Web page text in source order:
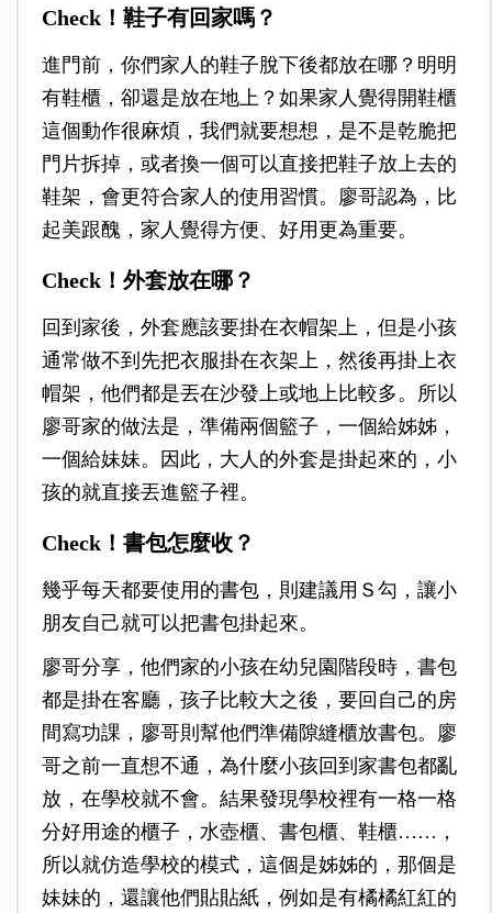
Check！鞋子有回家嗎？
進門前，你們家人的鞋子脫下後都放在哪？明明
有鞋櫃，卻還是放在地上？如果家人覺得開鞋櫃
這個動作很麻煩，我們就要想想，是不是乾脆把
門片拆掉，或者換一個可以直接把鞋子放上去的
鞋架，會更符合家人的使用習慣。廖哥認為，比
起美跟醜，家人覺得方便、好用更為重要。
Check！外套放在哪？
回到家後，外套應該要掛在衣帽架上，但是小孩
通常做不到先把衣服掛在衣架上，然後再掛上衣
帽架，他們都是丟在沙發上或地上比較多。所以
廖哥家的做法是，準備兩個籃子，一個給姊姊，
一個給妹妹。因此，大人的外套是掛起來的，小
孩的就直接丟進籃子裡。
Check！書包怎麼收？
幾乎每天都要使用的書包，則建議用Ｓ勾，讓小
朋友自己就可以把書包掛起來。
廖哥分享，他們家的小孩在幼兒園階段時，書包
都是掛在客廳，孩子比較大之後，要回自己的房
間寫功課，廖哥則幫他們準備隙縫櫃放書包。廖
哥之前一直想不通，為什麼小孩回到家書包都亂
放，在學校就不會。結果發現學校裡有一格一格
分好用途的櫃子，水壺櫃、書包櫃、鞋櫃…… ，
所以就仿造學校的模式，這個是姊姊的，那個是
妹妹的，還讓他們貼貼紙，例如是有橘橘紅紅的